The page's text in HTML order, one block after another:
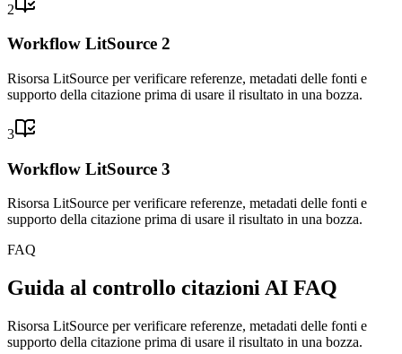
2
Workflow LitSource 2
Risorsa LitSource per verificare referenze, metadati delle fonti e
supporto della citazione prima di usare il risultato in una bozza.
3
Workflow LitSource 3
Risorsa LitSource per verificare referenze, metadati delle fonti e
supporto della citazione prima di usare il risultato in una bozza.
FAQ
Guida al controllo citazioni AI FAQ
Risorsa LitSource per verificare referenze, metadati delle fonti e
supporto della citazione prima di usare il risultato in una bozza.